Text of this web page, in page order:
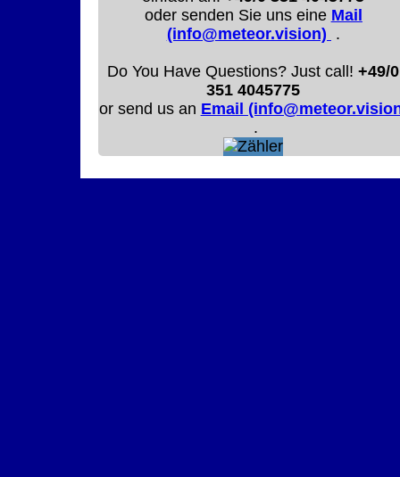
oder senden Sie uns eine Mail
(info@meteor.vision) .
Do You Have Questions? Just call!+49/0
351 4045775
or send us an Email
.